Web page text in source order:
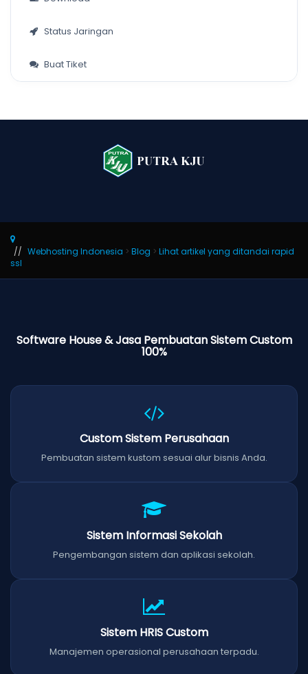
Status Jaringan
Buat Tiket
Webhosting Indonesia > Blog > Lihat artikel yang ditandai rapid
ssl
Software House & Jasa Pembuatan Sistem Custom
100%
Custom Sistem Perusahaan
Pembuatan sistem kustom sesuai alur bisnis Anda.
Sistem Informasi Sekolah
Pengembangan sistem dan aplikasi sekolah.
Sistem HRIS Custom
Manajemen operasional perusahaan terpadu.